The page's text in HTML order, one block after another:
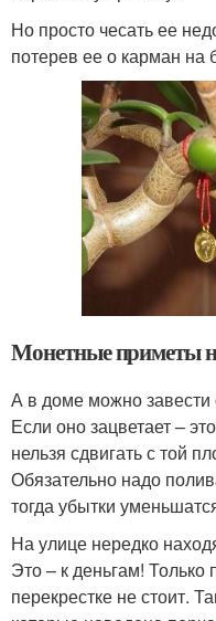
Но просто чесать ее
потерев ее о карман на
Монетные приметы
А в доме можно завести
Если оно зацветает –
нельзя сдвигать с той
Обязательно надо
тогда убытки
На улице нередко
Это – к деньгам! Только
перекрестке не стоит.